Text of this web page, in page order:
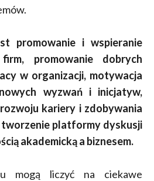
promowanie i wspieranie
promowanie dobrych
w organizacji, motywacja
wyzwań i inicjatyw,
kariery i zdobywania
platformy dyskusji
akademicką a biznesem.
mogą liczyć na ciekawe